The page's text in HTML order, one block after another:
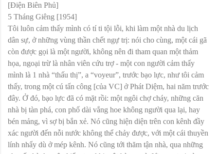
[Điện Biên Phủ]
5 Tháng Giêng [1954]
Tôi luôn cảm thấy mình có tí ti tội lỗi, khi làm một nhà du lịch
dân sự, ở những vùng thần chết ngự trị: nói cho cùng, một cái gã
còn được gọi là một người, không nên đi tham quan một thảm
họa, ngoại trừ là nhân viên cứu trợ - một con người cảm thấy
mình là 1 nhà “thấu thị”, a “voyeur”, trước bạo lực, như tôi cảm
thấy, trong một cú tấn công [của VC] ở Phát Diệm, hai năm trước
đây. Ở đó, bạo lực đã có mặt rồi: một ngôi chợ cháy, những căn
nhà bị tàn phá, con phố dài vắng hoe không người qua lại, hay
bén mảng, vì sợ bị bắn xẻ. Nó cũng hiện diện trên con kênh đầy
xác người đến nỗi nước không thể chảy được, với một cái thuyền
lính nhẩy dù ở mép kênh. Nó cũng tới thăm tận nhà, qua những